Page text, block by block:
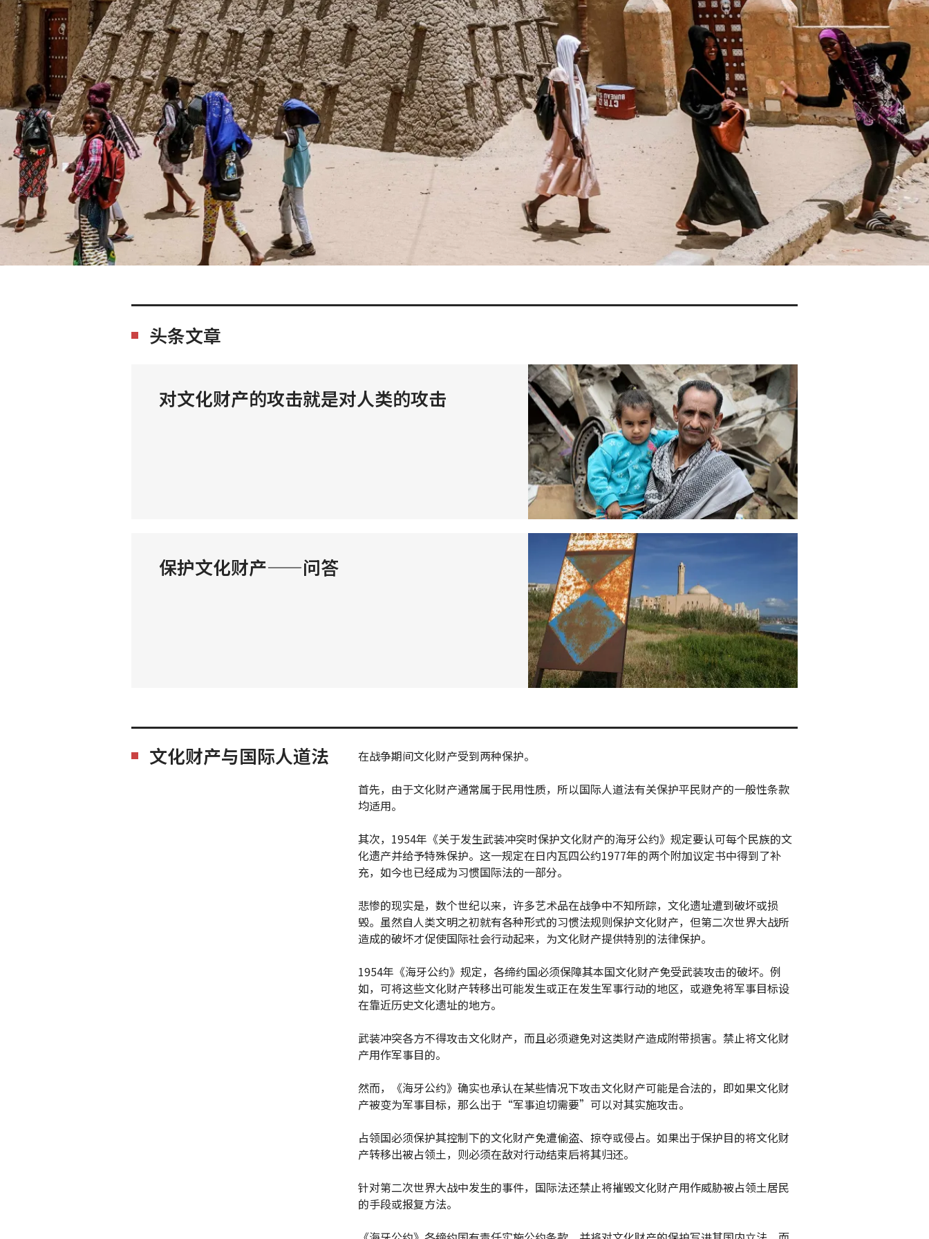
头条文章
对文化财产的攻击就是对人类的攻击
保护文化财产——问答
文化财产与国际人道法
在战争期间文化财产受到两种保护。
首先，由于文化财产通常属于民用性质，所以国际人道法有关保护平民财产的一般性条款
均适用。
其次，1954年《关于发生武装冲突时保护文化财产的海牙公约》规定要认可每个民族的文
化遗产并给予特殊保护。这一规定在日内瓦四公约1977年的两个附加议定书中得到了补
充，如今也已经成为习惯国际法的一部分。
悲惨的现实是，数个世纪以来，许多艺术品在战争中不知所踪，文化遗址遭到破坏或损
毁。虽然自人类文明之初就有各种形式的习惯法规则保护文化财产，但第二次世界大战所
造成的破坏才促使国际社会行动起来，为文化财产提供特别的法律保护。
1954年《海牙公约》规定，各缔约国必须保障其本国文化财产免受武装攻击的破坏。例
如，可将这些文化财产转移出可能发生或正在发生军事行动的地区，或避免将军事目标设
在靠近历史文化遗址的地方。
武装冲突各方不得攻击文化财产，而且必须避免对这类财产造成附带损害。禁止将文化财
产用作军事目的。
然而，《海牙公约》确实也承认在某些情况下攻击文化财产可能是合法的，即如果文化财
产被变为军事目标，那么出于“军事迫切需要”可以对其实施攻击。
占领国必须保护其控制下的文化财产免遭偷盗、掠夺或侵占。如果出于保护目的将文化财
产转移出被占领土，则必须在敌对行动结束后将其归还。
针对第二次世界大战中发生的事件，国际法还禁止将摧毁文化财产用作威胁被占领土居民
的手段或报复方法。